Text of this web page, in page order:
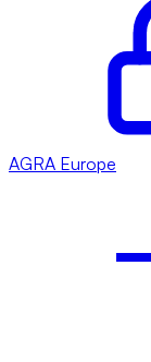
AGRA Europe